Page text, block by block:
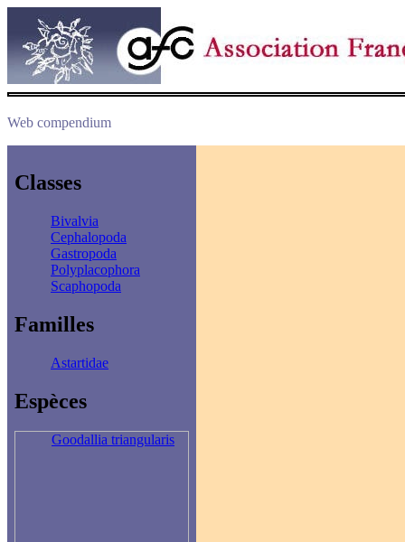
Web compendium
Classes
Bivalvia
Cephalopoda
Gastropoda
Polyplacophora
Scaphopoda
Familles
Astartidae
Espèces
Goodallia triangularis